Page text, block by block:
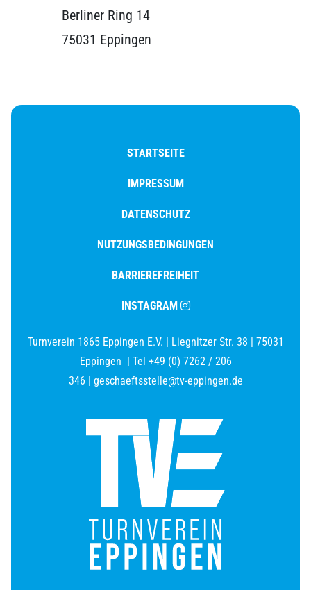
Berliner Ring 14
75031 Eppingen
STARTSEITE
IMPRESSUM
DATENSCHUTZ
NUTZUNGSBEDINGUNGEN
BARRIEREFREIHEIT
INSTAGRAM
Turnverein 1865 Eppingen E.V. | Liegnitzer Str. 38 | 75031
Eppingen | Tel +49 (0) 7262 / 206
346 | geschaeftsstelle@tv-eppingen.de